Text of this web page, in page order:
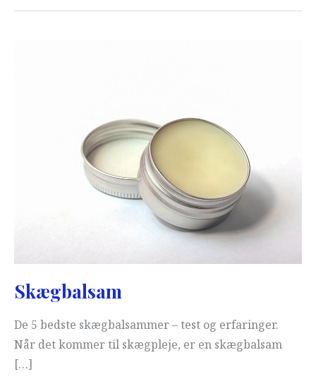
Skægbalsam
De 5 bedste skægbalsammer – test og erfaringer.
Når det kommer til skægpleje, er en skægbalsam
[…]